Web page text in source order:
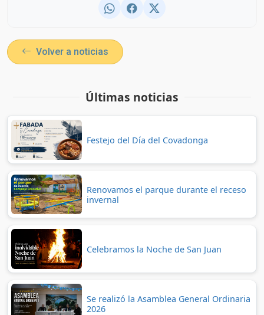
Volver a noticias
Últimas noticias
Festejo del Día del Covadonga
Renovamos el parque durante el receso
invernal
Celebramos la Noche de San Juan
Se realizó la Asamblea General Ordinaria
2026